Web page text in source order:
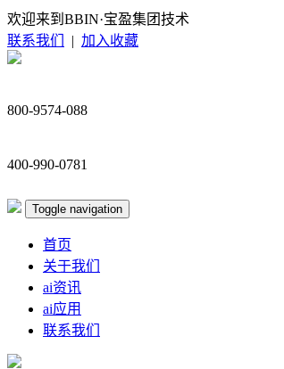
欢迎来到BBIN·宝盈集团技术
联系我们
| 加入收藏
800-9574-088
400-990-0781
Toggle navigation
首页
关于我们
ai资讯
ai应用
联系我们